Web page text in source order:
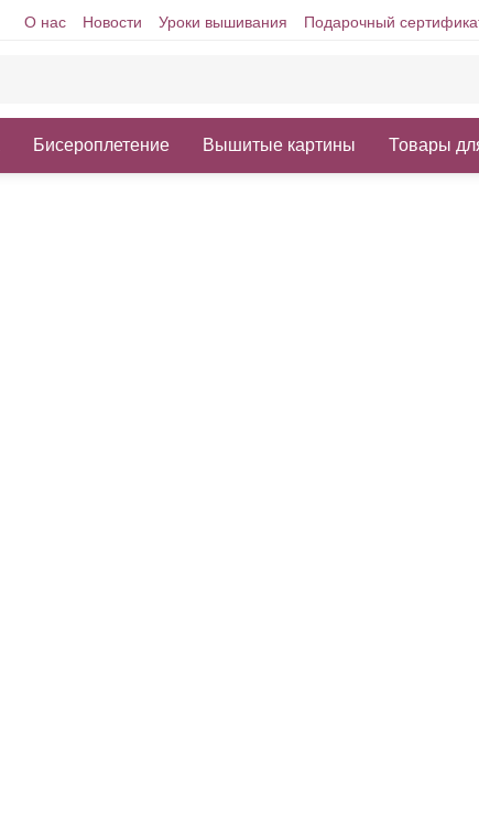
О нас Новости Уроки вышивания Подарочный
Бисероплетение Вышитые картины Товары